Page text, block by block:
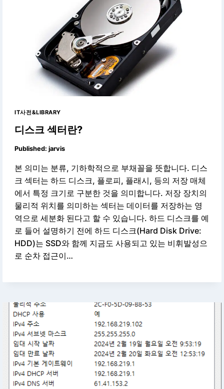
IT사전&LIBRARY
디스크 섹터란?
Published: jarvis
본 의미는 분류, 기하학적으로 부채꼴을 뜻합니다. 디스
크 섹터는 하드 디스크, 플로피, 플래시, 등의 저장 매체
에서 특정 크기로 구분한 것을 의미합니다. 저장 장치의
물리적 위치를 의미하는 섹터는 데이터를 저장하는 영
역으로 세분화 된다고 할 수 있습니다. 하드 디스크를 예
로 들어 설명하기 전에 하드 디스크(Hard Disk Drive:
HDD)는 SSD와 함께 지금도 사용되고 있는 비휘발성으
로 순차 접근이…